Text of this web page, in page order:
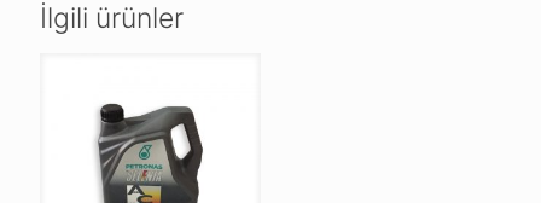
İlgili ürünler